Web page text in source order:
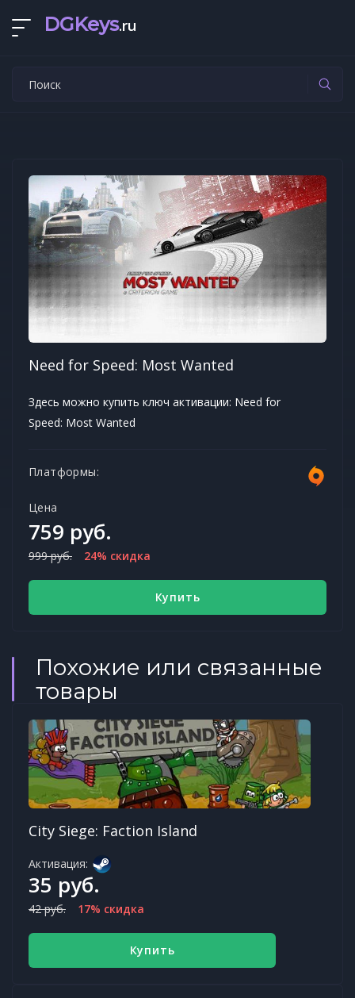
DGKeys.ru
Need for Speed: Most Wanted
Здесь можно купить ключ активации: Need for
Speed: Most Wanted
Платформы:
Цена
759 руб.
999 руб. 24% скидка
Купить
Похожие или связанные
товары
City Siege: Faction Island
Активация:
35 руб.
42 руб. 17% скидка
Купить